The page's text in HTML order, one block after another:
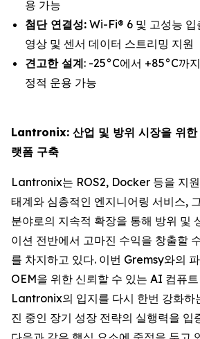
용 가능
첨단 연결성: Wi-Fi® 6 및 고성능
영상 및 센서 데이터 스트리밍 지원
견고한 설계: -25°C에서 +85°C까
정적 운용 가능
Lantronix: 산업 및 방위 시장을 위
랫폼 구축
Lantronix는 ROS2, Docker 등을 지
태계와 심층적인 엔지니어링 서비스,
분야로의 지속적 확장을 통해 방위 및
이션 전반에서 고마진 수익을 창출할
를 차지하고 있다. 이번 Gremsy와의
OEM을 위한 신뢰할 수 있는 AI 컴퓨
Lantronix의 입지를 다시 한번 강화하
진 중인 장기 성장 전략의 실행력을 입